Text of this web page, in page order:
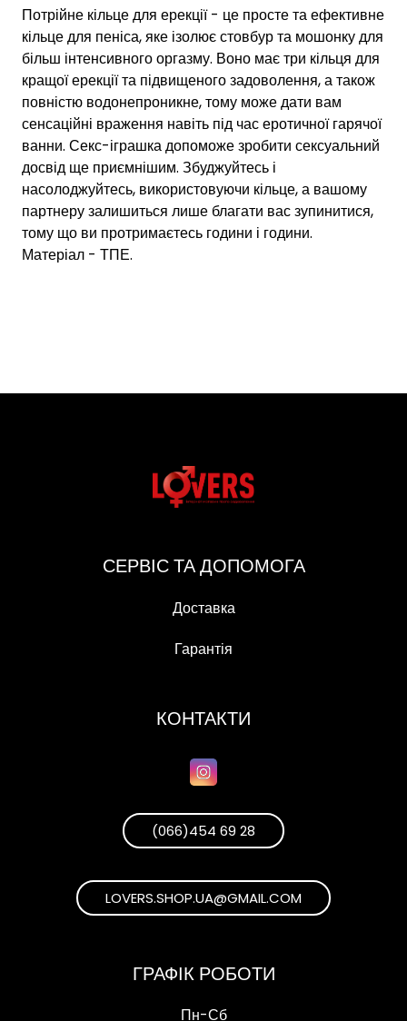
Потрійне кільце для ерекції - це просте та ефективне
кільце для пеніса, яке ізолює стовбур та мошонку для
більш інтенсивного оргазму. Воно має три кільця для
кращої ерекції та підвищеного задоволення, а також
повністю водонепроникне, тому може дати вам
сенсаційні враження навіть під час еротичної гарячої
ванни. Секс-іграшка допоможе зробити сексуальний
досвід ще приємнішим. Збуджуйтесь і
насолоджуйтесь, використовуючи кільце, а вашому
партнеру залишиться лише благати вас зупинитися,
тому що ви протримаєтесь години і години.
Матеріал - ТПЕ.
СЕРВІС ТА ДОПОМОГА
Доставка
Гарантія
КОНТАКТИ
(066)454 69 28
LOVERS.SHOP.UA@GMAIL.COM
ГРАФІК РОБОТИ
Пн-Сб